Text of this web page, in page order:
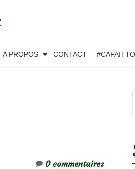
A PROPOS CONTACT
0 commentaires